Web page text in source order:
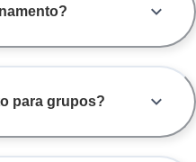
para grupos?